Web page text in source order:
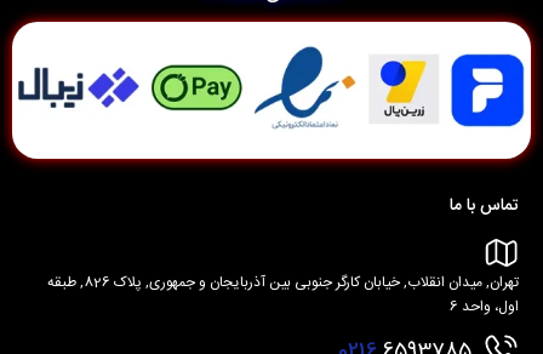
تماس با ما
تهران, میدان انقلاب, خیابان کارگر جنوبی بین آذربایجان و جمهوری, پلاک 826, طبقه
اول، واحد 6